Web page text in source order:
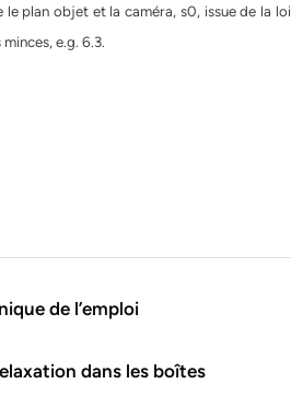
plan objet et la caméra, s0, issue de la loi
e.g. 6.3.
de l’emploi
dans les boîtes